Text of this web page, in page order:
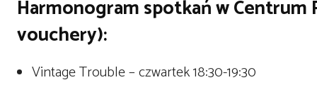
Harmonogram spotkań w
vouchery):
Vintage Trouble – czwartek 18:30-19:30